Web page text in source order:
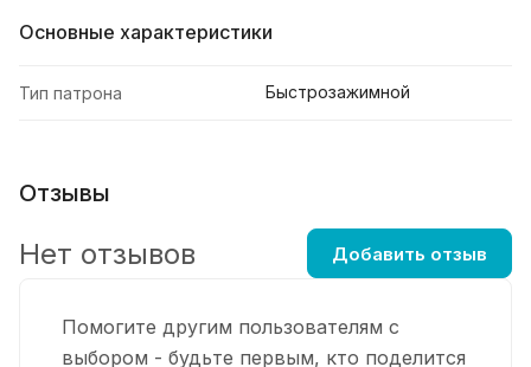
Основные характеристики
Тип патрона Быстрозажимной
Отзывы
Помогите другим пользователям с
выбором - будьте первым, кто поделится
Нет отзывов Добавить отзыв